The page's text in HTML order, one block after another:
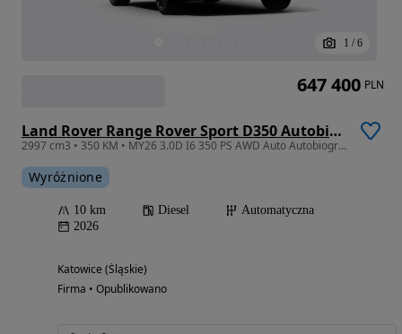
1 / 6
Land Rover Range Rover Sport D350 Autobiography
2997 cm3 • 350 KM • MY26 3.0D I6 350 PS AWD Auto Autobiography
Wyróżnione
10 km Diesel
Automatyczna
2026
Katowice (Śląskie)
Firma • Opublikowano
647 400 PLN